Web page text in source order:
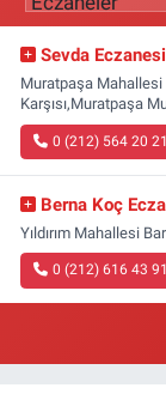
Sevda Eczanesi
Muratpaşa Mahallesi
Karşısı,Muratpaşa
0 (212) 564 20 21
Berna Koç
Yıldırım Mahallesi
0 (212) 616 43 91